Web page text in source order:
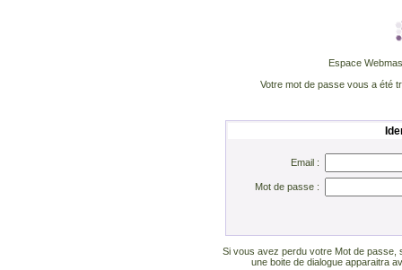
Espace
Votre mot de passe vous a été
Email :
Mot de passe :
Si vous avez perdu votre Mot de
une boite de dialogue apparaitra